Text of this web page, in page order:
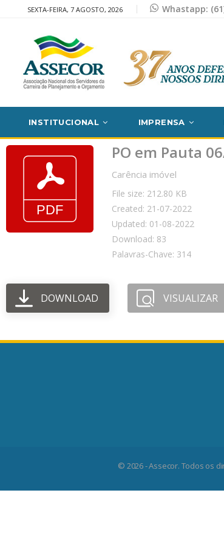
SEXTA-FEIRA, 7 AGOSTO, 2026 Whastapp:
INSTITUCIONAL IMPRENSA
PO em Pauta
Carência imóvel
File size: 212.80 KB
Created: 21-07-2022
Updated: 01-08-2022
Download: 83
Palavras-Chave: 314
DOWNLOAD VISUALIZAR
© 2026 - Assecor. Todos os